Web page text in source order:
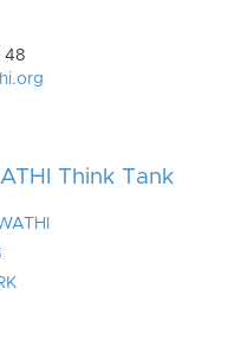
48
Think Tank